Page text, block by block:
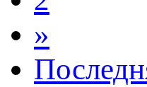
»